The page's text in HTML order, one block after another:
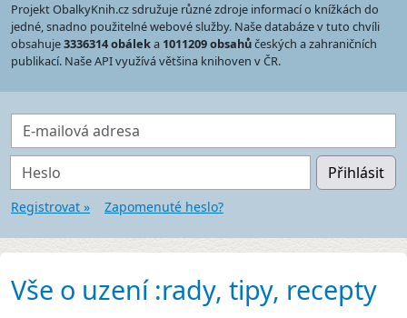
Projekt ObalkyKnih.cz sdružuje různé zdroje informací o knížkách do
jedné, snadno použitelné webové služby. Naše databáze v tuto chvíli
obsahuje3336314 obáleka 1011209 obsahůčeských a zahraničních
publikací. Naše API využívá většina knihoven v ČR.
E-mailová adresa
Heslo Přihlásit
Registrovat » Zapomenuté heslo?
Vše o uzení :rady, tipy, recepty